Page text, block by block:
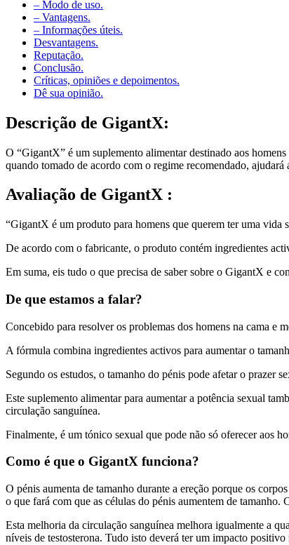
– Modo de uso.
– Vantagens.
– Informações úteis.
Desvantagens.
Reputação.
Conclusão.
Críticas, opiniões e depoimentos.
Dê sua opinião.
Descrição de GigantX:
O “GigantX” é um suplemento alimentar destinado aos
quando tomado de acordo com o regime recomendado,
Avaliação de GigantX :
“GigantX é um produto para homens que querem ter uma vida
De acordo com o fabricante, o produto contém ingredientes
Em suma, eis tudo o que precisa de saber sobre o GigantX e
De que estamos a falar?
Concebido para resolver os problemas dos homens na cama e
A fórmula combina ingredientes activos para aumentar o
Segundo os estudos, o tamanho do pénis pode afetar o prazer
Este suplemento alimentar para aumentar a potência sexual
circulação sanguínea.
Finalmente, é um tónico sexual que pode não só oferecer aos
Como é que o GigantX funciona?
O pénis aumenta de tamanho durante a ereção porque os
o que fará com que as células do pénis aumentem de
Esta melhoria da circulação sanguínea melhora igualmente a
níveis de testosterona. Tudo isto deverá ter um impacto